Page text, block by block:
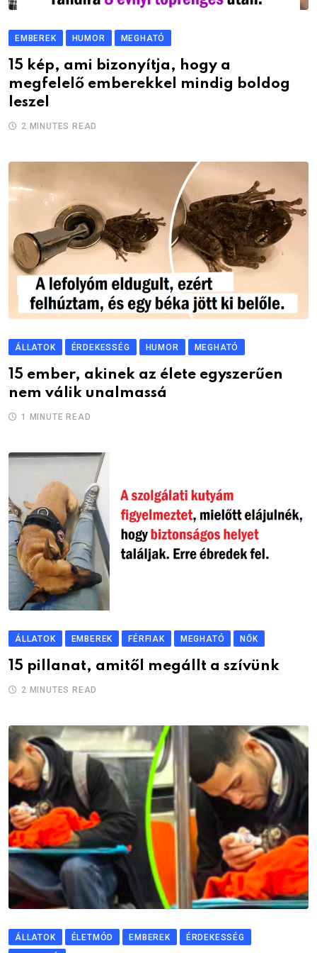
EMBEREK HUMOR MEGHATÓ
15 kép, ami bizonyítja, hogy a
megfelelő emberekkel mindig boldog
leszel
2 MINUTES READ
ÁLLATOK ÉRDEKESSÉG HUMOR MEGHATÓ
15 ember, akinek az élete egyszerűen
nem válik unalmassá
1 MINUTE READ
ÁLLATOK EMBEREK FÉRFIAK MEGHATÓ NŐK
15 pillanat, amitől megállt a szívünk
2 MINUTES READ
ÁLLATOK ÉLETMÓD EMBEREK
ÉRDEKESSÉG